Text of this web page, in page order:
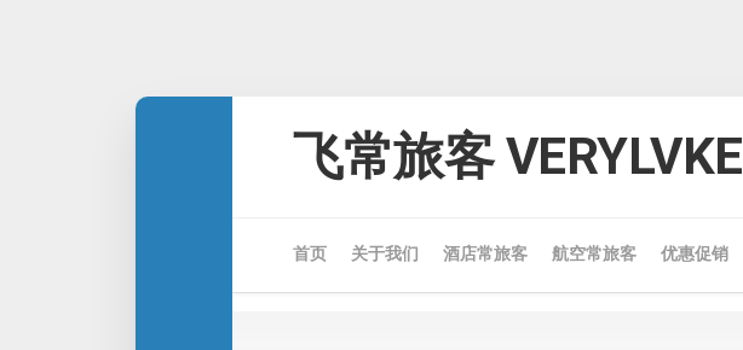
飞常旅客 VERYLVKE
首页 关于我们 酒店常旅客 航空常旅客 优惠促销